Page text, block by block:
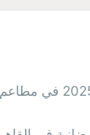
عروض إفطار رمضان 2025